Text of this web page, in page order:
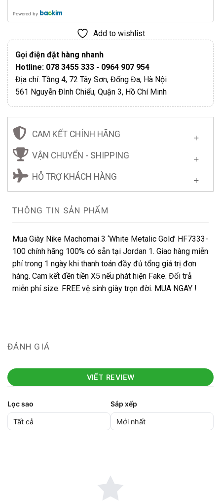
Powered by
Add to wishlist
Gọi điện đặt hàng nhanh
Hotline: 078 3455 333 - 0964 907 954
Địa chỉ: Tầng 4, 72 Tây Sơn, Đống Đa, Hà Nội
561 Nguyễn Đình Chiểu, Quận 3, Hồ Chí Minh
CAM KẾT CHÍNH HÃNG
VẬN CHUYỂN - SHIPPING
HỖ TRỢ KHÁCH HÀNG
THÔNG TIN SẢN PHẨM
Mua Giày Nike Machomai 3 ‘White Metalic Gold’ HF7333-
100 chính hãng 100% có sẵn tại Jordan 1. Giao hàng miễn
phí trong 1 ngày khi thanh toán đầy đủ tổng giá trị đơn
hàng. Cam kết đền tiền X5 nếu phát hiện Fake. Đổi trả
miễn phí size. FREE vệ sinh giày trọn đời. MUA NGAY !
ĐÁNH GIÁ
VIẾT REVIEW
Lọc sao Sắp xếp